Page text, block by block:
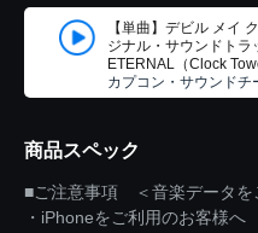
【単曲】デビル メイ
ジナル・サウンドトラ
ETERNAL（Clock
カプコン・サウンドチ
商品スペック
■ご注意事項 ＜音楽データを
・iPhoneをご利用のお客様へ